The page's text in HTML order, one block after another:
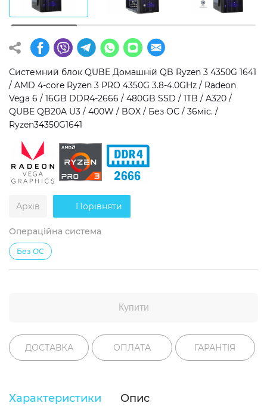
Операційна система
Windows 11 Home
Windows 11 Pro
Без ОС
Тип накопичувача
SSD
HDD
SSD + HDD
Додатково
RGB-підсвічування
Розблокований множник CPU
Надшвидкий M.2 SSD NVME
Системний блок QUBE Домашній QB Ryzen 3 4350G 1641
/ AMD 4-core Ryzen 3 PRO 4350G 3.8-4.0GHz / Radeon
Vega 6 / 16GB DDR4-2666 / 480GB SSD / 1TB / A320 /
QUBE QB20A U3 / 400W / BOX / Без ОС / 36міс. /
Ryzen34350G1641
Архів Порівняти
Операційна система
Без ОС
Купити
ДОСТАВКА ОПЛАТА ГАРАНТІЯ
Характеристики Опис